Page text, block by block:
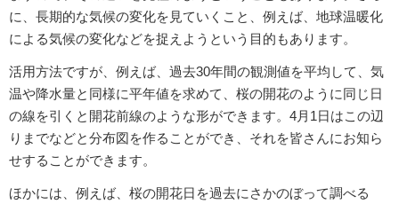
に、長期的な気候の変化を見ていくこと、例えば、地球温暖化
による気候の変化などを捉えようという目的もあります。
活用方法ですが、例えば、過去30年間の観測値を平均して、気
温や降水量と同様に平年値を求めて、桜の開花のように同じ日
の線を引くと開花前線のような形ができます。4月1日はこの辺
りまでなどと分布図を作ることができ、それを皆さんにお知ら
せすることができます。
ほかには、例えば、桜の開花日を過去にさかのぼって調べる